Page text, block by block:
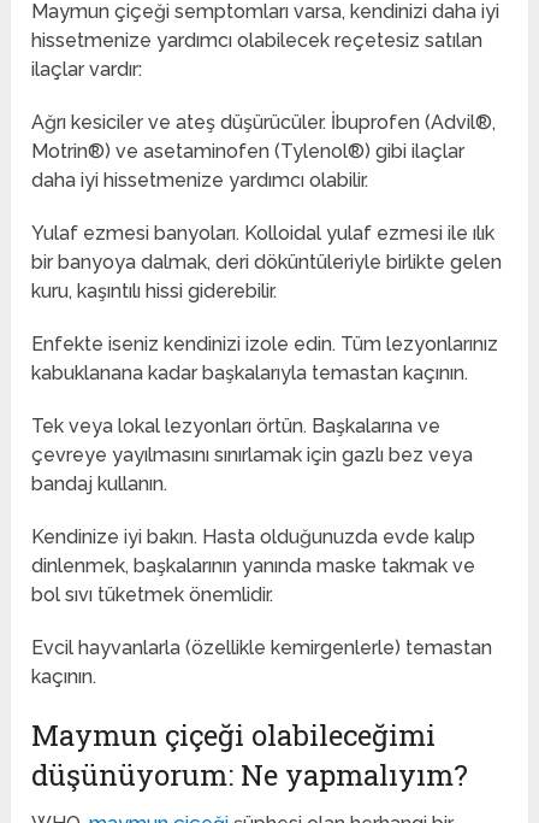
Maymun çiçeği semptomları varsa, kendinizi daha iyi
hissetmenize yardımcı olabilecek reçetesiz satılan
ilaçlar vardır:
Ağrı kesiciler ve ateş düşürücüler. İbuprofen (Advil®,
Motrin®) ve asetaminofen (Tylenol®) gibi ilaçlar
daha iyi hissetmenize yardımcı olabilir.
Yulaf ezmesi banyoları. Kolloidal yulaf ezmesi ile ılık
bir banyoya dalmak, deri döküntüleriyle birlikte gelen
kuru, kaşıntılı hissi giderebilir.
Enfekte iseniz kendinizi izole edin. Tüm lezyonlarınız
kabuklanana kadar başkalarıyla temastan kaçının.
Tek veya lokal lezyonları örtün. Başkalarına ve
çevreye yayılmasını sınırlamak için gazlı bez veya
bandaj kullanın.
Kendinize iyi bakın. Hasta olduğunuzda evde kalıp
dinlenmek, başkalarının yanında maske takmak ve
bol sıvı tüketmek önemlidir.
Evcil hayvanlarla (özellikle kemirgenlerle) temastan
kaçının.
Maymun çiçeği olabileceğimi
düşünüyorum: Ne yapmalıyım?